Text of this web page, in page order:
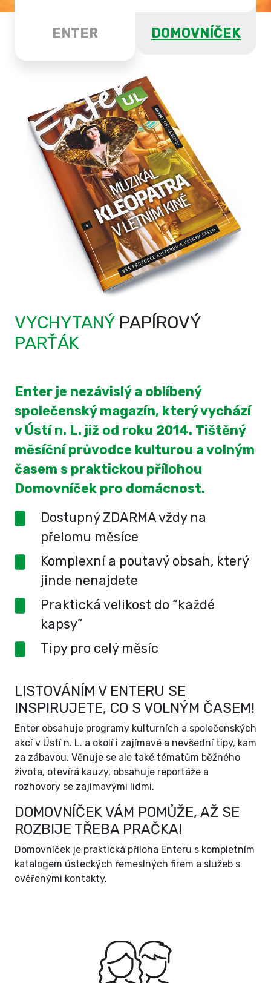
ENTER DOMOVNÍČEK
VYCHYTANÝ PAPÍROVÝ
PARŤÁK
Enter je nezávislý a oblíbený
společenský magazín, který vychází
v Ústí n. L. již od roku 2014. Tištěný
měsíční průvodce kulturou a volným
časem s praktickou přílohou
Domovníček pro domácnost.
Dostupný ZDARMA vždy na
přelomu měsíce
Komplexní a poutavý obsah, který
jinde nenajdete
Praktická velikost do “každé
kapsy”
Tipy pro celý měsíc
LISTOVÁNÍM V ENTERU SE
INSPIRUJETE, CO S VOLNÝM ČASEM!
Enter obsahuje programy kulturních a společenských
akcí v Ústí n. L. a okolí i zajímavé a nevšední tipy, kam
za zábavou. Věnuje se ale také tématům běžného
života, otevírá kauzy, obsahuje reportáže a
rozhovory se zajímavými lidmi.
DOMOVNÍČEK VÁM POMŮŽE, AŽ SE
ROZBIJE TŘEBA PRAČKA!
Domovníček je praktická příloha Enteru s kompletním
katalogem ústeckých řemeslných firem a služeb s
ověřenými kontakty.